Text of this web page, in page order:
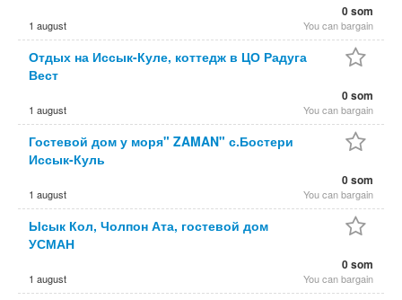
1 august
0 som
You can bargain
Отдых на Иссык-Куле, коттедж в ЦО Радуга
Вест
1 august
0 som
You can bargain
Гостевой дом у моря" ZAMAN" с.Бостери
Иссык-Куль
1 august
0 som
You can bargain
Ысык Кол, Чолпон Ата, гостевой дом
УСМАН
1 august
0 som
You can bargain